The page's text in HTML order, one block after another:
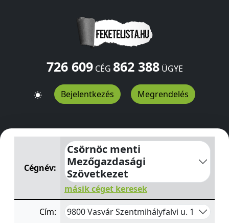
726 609CÉG 862 388ÜGYE
Bejelentkezés Megrendelés
Csörnöc menti Mezőgazdasági Szövetkezet
Cégnév:
Csörnöc menti
Mezőgazdasági
Szövetkezet
másik céget keresek
Cím: 9800 Vasvár Szentmihályfalvi u. 1